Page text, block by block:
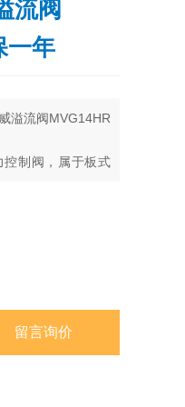
流阀
一年
溢流阀MVG14HR
控制阀，属于板式
留言询价